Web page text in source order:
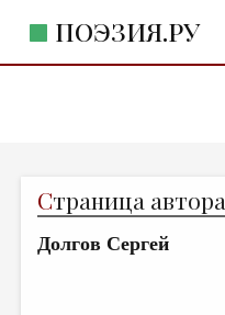
ПОЭЗИЯ.РУ
ЖАНРЫ
АВТОРЫ
Страница автора
Долгов Сергей